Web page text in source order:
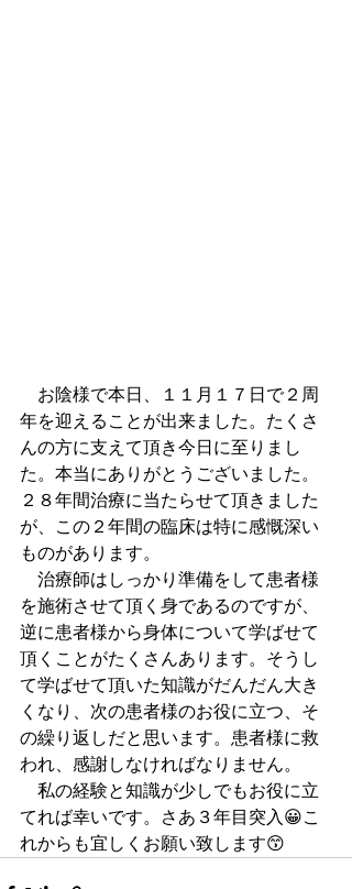
お陰様で本日、１１月１７日で２周
年を迎えることが出来ました。たくさ
んの方に支えて頂き今日に至りまし
た。本当にありがとうございました。
２８年間治療に当たらせて頂きました
が、この２年間の臨床は特に感慨深い
ものがあります。
治療師はしっかり準備をして患者様
を施術させて頂く身であるのですが、
逆に患者様から身体について学ばせて
頂くことがたくさんあります。そうし
て学ばせて頂いた知識がだんだん大き
くなり、次の患者様のお役に立つ、そ
の繰り返しだと思います。患者様に救
われ、感謝しなければなりません。
私の経験と知識が少しでもお役に立
てれば幸いです。さあ３年目突入😀こ
れからも宜しくお願い致します😙